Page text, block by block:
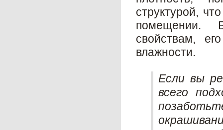
структурой,
помещении.
свойствам,
влажности.
Если вы
всего